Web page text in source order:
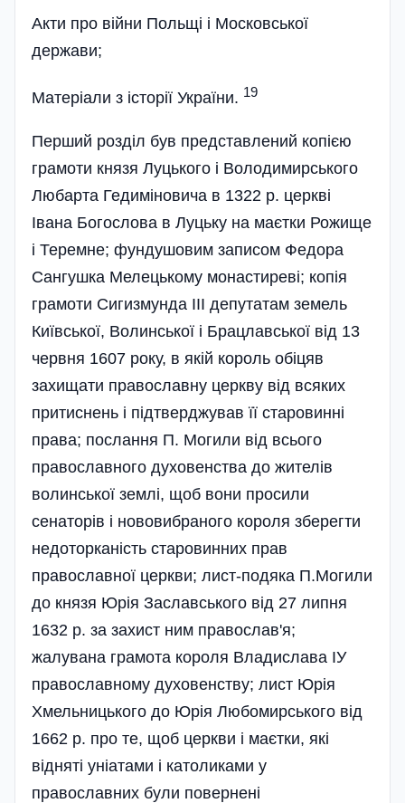
Акти про війни Польщі і Московської
держави;
Матеріали з історії України. 19
Перший розділ був представлений копією
грамоти князя Луцького і Володимирського
Любарта Гедиміновича в 1322 р. церкві
Івана Богослова в Луцьку на маєтки Рожище
і Теремне; фундушовим записом Федора
Сангушка Мелецькому монастиреві; копія
грамоти Сигизмунда III депутатам земель
Київської, Волинської і Брацлавської від 13
червня 1607 року, в якій король обіцяв
захищати православну церкву від всяких
притиснень і підтверджував її старовинні
права; послання П. Могили від всього
православного духовенства до жителів
волинської землі, щоб вони просили
сенаторів і нововибраного короля зберегти
недоторканість старовинних прав
православної церкви; лист-подяка П.Могили
до князя Юрія Заславського від 27 липня
1632 р. за захист ним православ'я;
жалувана грамота короля Владислава ІУ
православному духовенству; лист Юрія
Хмельницького до Юрія Любомирського від
1662 р. про те, щоб церкви і маєтки, які
відняті уніатами і католиками у
православних були повернені